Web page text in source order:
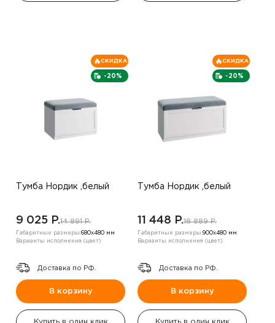
-20%
СКИДКА
Тумба Нордик ,белый
9 025 P.14 891 P.
Габаритные размеры:680х480 мм
Варианты исполнения (цвет):
Доставка по РФ.
В корзину
-20%
СКИДКА
Тумба Нордик ,белый
11 448 P.18 889 P.
Габаритные размеры:900х480 мм
Варианты исполнения (цвет):
Доставка по РФ.
В корзину